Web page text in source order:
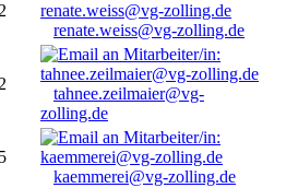
renate.weiss@vg-zolling.de
tahnee.zeilmaier@vg-
zolling.de
kaemmerei@vg-zolling.de